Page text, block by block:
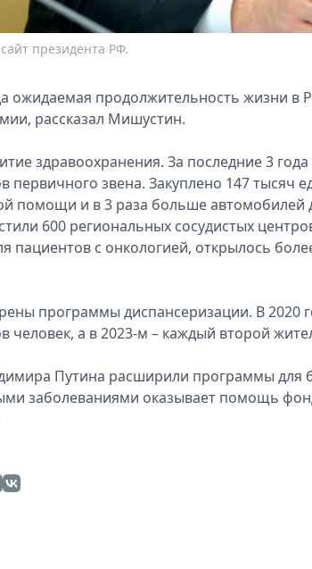
президента РФ.
ожидаемая продолжительность жизни в
рассказал Мишустин.
здравоохранения. За последние 3
первичного звена. Закуплено 147
помощи и в 3 раза больше автомобилей
600 региональных сосудистых
пациентов с онкологией, открылось
программы диспансеризации. В 2020
человек, а в 2023-м – каждый второй
Путина расширили программы для
заболеваниями оказывает помощь